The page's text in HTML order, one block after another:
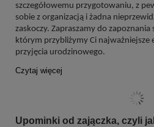
szczegółowemu przygotowaniu, z
sobie z organizacją i żadna
zaskoczy. Zapraszamy do
którym przybliżymy Ci najważniejsze
przyjęcia urodzinowego.
Czytaj więcej
Upominki od zajączka, czyli